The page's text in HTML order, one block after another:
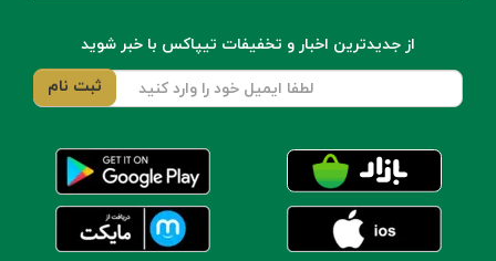
از جدیدترین اخبار و تخفیفات تیپاکس با خبر شوید